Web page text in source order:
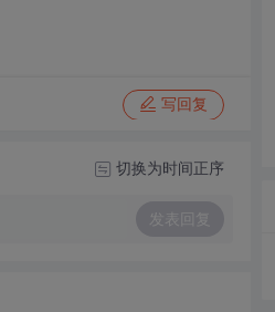
写回复
切换为时间正序
发表回复